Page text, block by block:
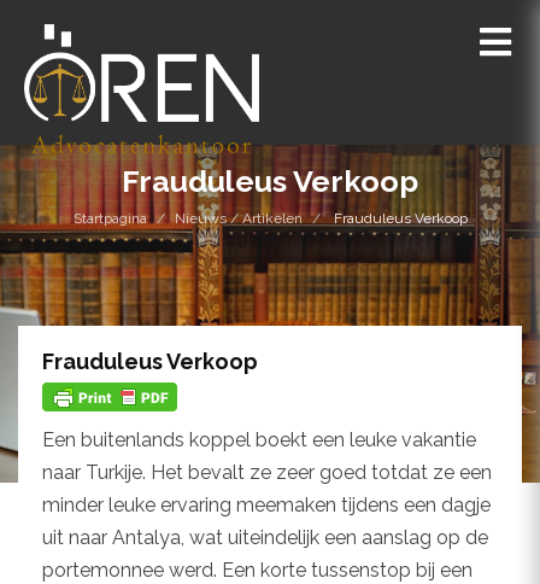
Frauduleus Verkoop
Startpagina Nieuws / Artikelen Frauduleus Verkoop
Frauduleus Verkoop
Een buitenlands koppel boekt een leuke vakantie
naar Turkije. Het bevalt ze zeer goed totdat ze een
minder leuke ervaring meemaken tijdens een dagje
uit naar Antalya, wat uiteindelijk een aanslag op de
portemonnee werd. Een korte tussenstop bij een